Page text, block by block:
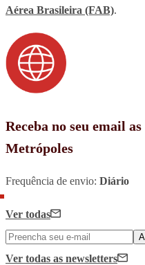
Aérea Brasileira (FAB).
Receba no seu email
Metrópoles
Frequência de envio: Diário
Ver todas
Ver todas as newsletters